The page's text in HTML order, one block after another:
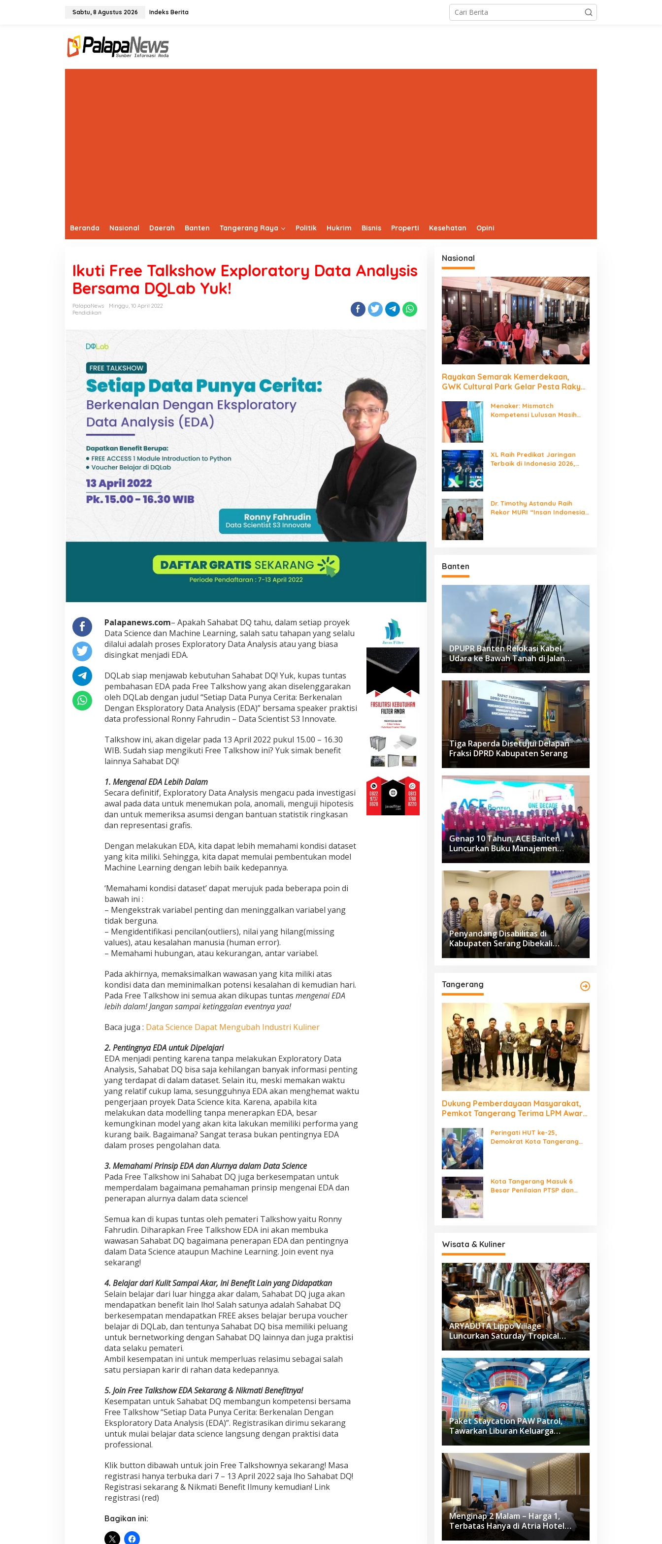
Sabtu, 8 Agustus 2026 Indeks Berita
Beranda Nasional Daerah Banten Tangerang Raya Politik Hukrim Bisnis Properti Kesehatan Opini
Ikuti Free Talkshow Exploratory Data Analysis
Bersama DQLab Yuk!
PalapaNews
Minggu, 10 April 2022
Pendidikan
Palapanews.com– Apakah Sahabat DQ tahu, dalam setiap proyek
Data Science dan Machine Learning, salah satu tahapan yang selalu
dilalui adalah proses Exploratory Data Analysis atau yang biasa
disingkat menjadi EDA.
DQLab siap menjawab kebutuhan Sahabat DQ! Yuk, kupas tuntas
pembahasan EDA pada Free Talkshow yang akan diselenggarakan
oleh DQLab dengan judul “Setiap Data Punya Cerita: Berkenalan
Dengan Eksploratory Data Analysis (EDA)” bersama speaker praktisi
data professional Ronny Fahrudin – Data Scientist S3 Innovate.
Talkshow ini, akan digelar pada 13 April 2022 pukul 15.00 – 16.30
WIB. Sudah siap mengikuti Free Talkshow ini? Yuk simak benefit
lainnya Sahabat DQ!
1. Mengenal EDA Lebih Dalam
Secara definitif, Exploratory Data Analysis mengacu pada investigasi
awal pada data untuk menemukan pola, anomali, menguji hipotesis
dan untuk memeriksa asumsi dengan bantuan statistik ringkasan
dan representasi grafis.
Dengan melakukan EDA, kita dapat lebih memahami kondisi dataset
yang kita miliki. Sehingga, kita dapat memulai pembentukan model
Machine Learning dengan lebih baik kedepannya.
‘Memahami kondisi dataset’ dapat merujuk pada beberapa poin di
bawah ini :
– Mengekstrak variabel penting dan meninggalkan variabel yang
tidak berguna.
– Mengidentifikasi pencilan(outliers), nilai yang hilang(missing
values), atau kesalahan manusia (human error).
– Memahami hubungan, atau kekurangan, antar variabel.
Pada akhirnya, memaksimalkan wawasan yang kita miliki atas
kondisi data dan meminimalkan potensi kesalahan di kemudian hari.
Pada Free Talkshow ini semua akan dikupas tuntas mengenai EDA
lebih dalam! Jangan sampai ketinggalan eventnya yaa!
Baca juga : Data Science Dapat Mengubah Industri Kuliner
2. Pentingnya EDA untuk Dipelajari
EDA menjadi penting karena tanpa melakukan Exploratory Data
Analysis, Sahabat DQ bisa saja kehilangan banyak informasi penting
yang terdapat di dalam dataset. Selain itu, meski memakan waktu
yang relatif cukup lama, sesungguhnya EDA akan menghemat waktu
pengerjaan proyek Data Science kita. Karena, apabila kita
melakukan data modelling tanpa menerapkan EDA, besar
kemungkinan model yang akan kita lakukan memiliki performa yang
kurang baik. Bagaimana? Sangat terasa bukan pentingnya EDA
dalam proses pengolahan data.
3. Memahami Prinsip EDA dan Alurnya dalam Data Science
Pada Free Talkshow ini Sahabat DQ juga berkesempatan untuk
memperdalam bagaimana pemahaman prinsip mengenai EDA dan
penerapan alurnya dalam data science!
Semua kan di kupas tuntas oleh pemateri Talkshow yaitu Ronny
Fahrudin. Diharapkan Free Talkshow EDA ini akan membuka
wawasan Sahabat DQ bagaimana penerapan EDA dan pentingnya
dalam Data Science ataupun Machine Learning. Join event nya
sekarang!
4. Belajar dari Kulit Sampai Akar, Ini Benefit Lain yang Didapatkan
Selain belajar dari luar hingga akar dalam, Sahabat DQ juga akan
mendapatkan benefit lain lho! Salah satunya adalah Sahabat DQ
berkesempatan mendapatkan FREE akses belajar berupa voucher
belajar di DQLab, dan tentunya Sahabat DQ bisa memiliki peluang
untuk bernetworking dengan Sahabat DQ lainnya dan juga praktisi
data selaku pemateri.
Ambil kesempatan ini untuk memperluas relasimu sebagai salah
satu persiapan karir di rahan data kedepannya.
5. Join Free Talkshow EDA Sekarang & Nikmati Benefitnya!
Kesempatan untuk Sahabat DQ membangun kompetensi bersama
Free Talkshow “Setiap Data Punya Cerita: Berkenalan Dengan
Eksploratory Data Analysis (EDA)”. Registrasikan dirimu sekarang
untuk mulai belajar data science langsung dengan praktisi data
professional.
Klik button dibawah untuk join Free Talkshownya sekarang! Masa
registrasi hanya terbuka dari 7 – 13 April 2022 saja lho Sahabat DQ!
Registrasi sekarang & Nikmati Benefit Ilmuny kemudian! Link
registrasi (red)
Bagikan ini:
Nasional
Rayakan Semarak Kemerdekaan,
GWK Cultural Park Gelar Pesta Rakyat
Menaker: Mismatch
Kompetensi Lulusan Masih
XL Raih Predikat Jaringan
Terbaik di Indonesia 2026,
Dr. Timothy Astandu Raih
Rekor MURI “Insan Indonesia
Banten
DPUPR Banten Relokasi Kabel
Udara ke Bawah Tanah di Jalan
Raden Fatah Ciledug
Tiga Raperda Disetujui Delapan
Fraksi DPRD Kabupaten Serang
Genap 10 Tahun, ACE Banten
Luncurkan Buku Manajemen
Fasilitas
Penyandang Disabilitas di
Kabupaten Serang Dibekali
Pelatihan Pengolahan Hasil
Tangerang
Dukung Pemberdayaan Masyarakat,
Pemkot Tangerang Terima LPM Award
Peringati HUT ke-25,
Demokrat Kota Tangerang
Kota Tangerang Masuk 6
Besar Penilaian PTSP dan
Wisata & Kuliner
ARYADUTA Lippo Village
Luncurkan Saturday Tropical
Brunch
Paket Staycation PAW Patrol,
Tawarkan Liburan Keluarga
Menyenangkan Hanya di Herloom
Hotel BSD
Menginap 2 Malam – Harga 1,
Terbatas Hanya di Atria Hotel